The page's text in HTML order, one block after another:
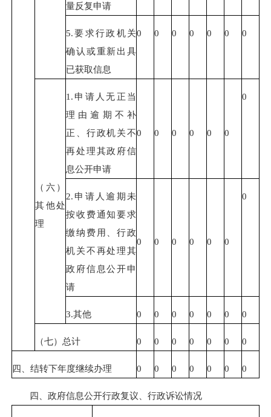
量反复申请
5.要求行政机关
确认或重新出具
已获取信息
0 0 0 0 0 0 0
（六）
其他处
理
1.申请人无正当
理由逾期不补
正、行政机关不
再处理其政府信
息公开申请
0 0 0 0 0 0
0
2.申请人逾期未
按收费通知要求
缴纳费用、行政
机关不再处理其
政府信息公开申
请
0 0 0 0 0 0
0
3.其他 0 0 0 0 0 0 0
（七）总计 0 0 0 0 0 0 0
四、结转下年度继续办理 0 0 0 0 0 0 0
四、政府信息公开行政复议、行政诉讼情况